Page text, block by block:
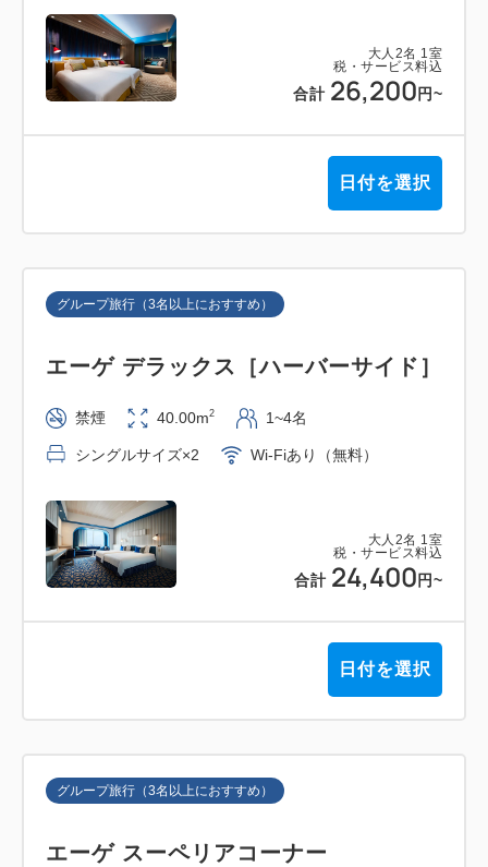
－－－ －－－ －－－
JR大阪駅から最寄のユニバーサルシティ駅まで直通
ユニバーサル・スタジオ・ジャパン (USJ)へ歩いてス
大人 2名 1室
税・サービス料込
合計 26,200 円~
日付を選択
大人 2名 1室
税・サービス料込
合計 24,400 円~
グループ旅行（3名以上におすすめ）
エーゲ デラックス［ハーバーサイド］
禁煙 40.00m2 1~4名
シングルサイズ×2 Wi-Fiあり（無料）
日付を選択
グループ旅行（3名以上におすすめ）
エーゲ スーペリアコーナー